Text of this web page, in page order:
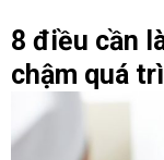
8 điều cần
chậm quá